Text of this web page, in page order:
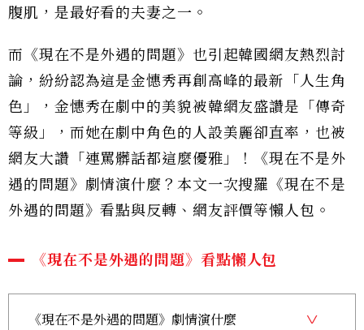
腹肌，是最好看的夫妻之一。
而《現在不是外遇的問題》也引起韓國網友熱烈討
論，紛紛認為這是金憓秀再創高峰的最新「人生角
色」，金憓秀在劇中的美貌被韓網友盛讚是「傳奇
等級」，而她在劇中角色的人設美麗卻直率，也被
網友大讚「連罵髒話都這麼優雅」！《現在不是外
遇的問題》劇情演什麼？本文一次搜羅《現在不是
外遇的問題》看點與反轉、網友評價等懶人包。
《現在不是外遇的問題》看點懶人包
《現在不是外遇的問題》劇情演什麼